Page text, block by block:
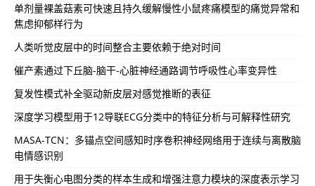
单剂量裸盖菇素可快速且持久缓解慢性小鼠疼痛模型的痛觉异常和
焦虑抑郁样行为
人类听觉皮层中的时间整合主要依赖于绝对时间
催产素通过下丘脑-脑干-心脏神经通路调节呼吸性心率变异性
复发性模式补全驱动新皮层对感觉推断的表征
深度学习模型用于12导联ECG分类中的特征分析与可解释性研究
MASA-TCN：多锚点空间感知时序卷积神经网络用于连续与离散脑
电情感识别
用于失衡心电图分类的样本生成和增强注意力模块的深度表示学习